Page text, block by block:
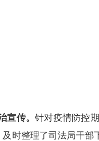
传。 针对疫情防控
时整理了司法局干部